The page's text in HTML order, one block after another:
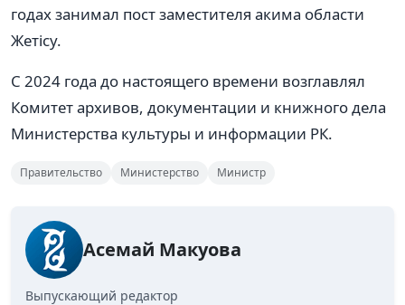
годах занимал пост заместителя акима области
Жетісу.
С 2024 года до настоящего времени возглавлял
Комитет архивов, документации и книжного дела
Министерства культуры и информации РК.
Правительство Министерство Министр
Асемай Макуова
Выпускающий редактор